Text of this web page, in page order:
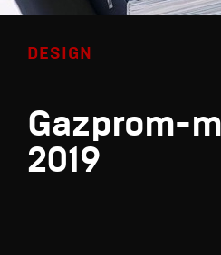
DESIGN
Gazprom-
2019